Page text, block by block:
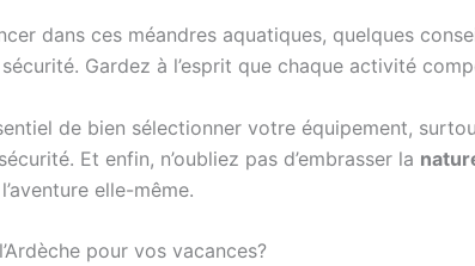
dans ces méandres aquatiques, quelques
Gardez à l’esprit que chaque activité
de bien sélectionner votre équipement,
Et enfin, n’oubliez pas d’embrasser la
elle-même.
pour vos vacances?